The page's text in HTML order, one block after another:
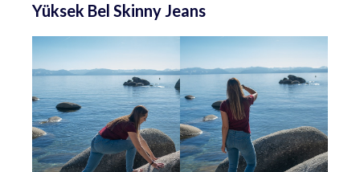
Yüksek Bel Skinny Jeans